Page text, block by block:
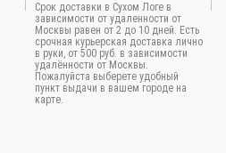
Срок доставки в Сухом Логе в
зависимости от удаленности от
Москвы равен от 2 до 10 дней. Есть
срочная курьерская доставка лично
в руки, от 500 руб. в зависимости
удалённости от Москвы.
Пожалуйста выберете удобный
пункт выдачи в вашем городе на
карте.